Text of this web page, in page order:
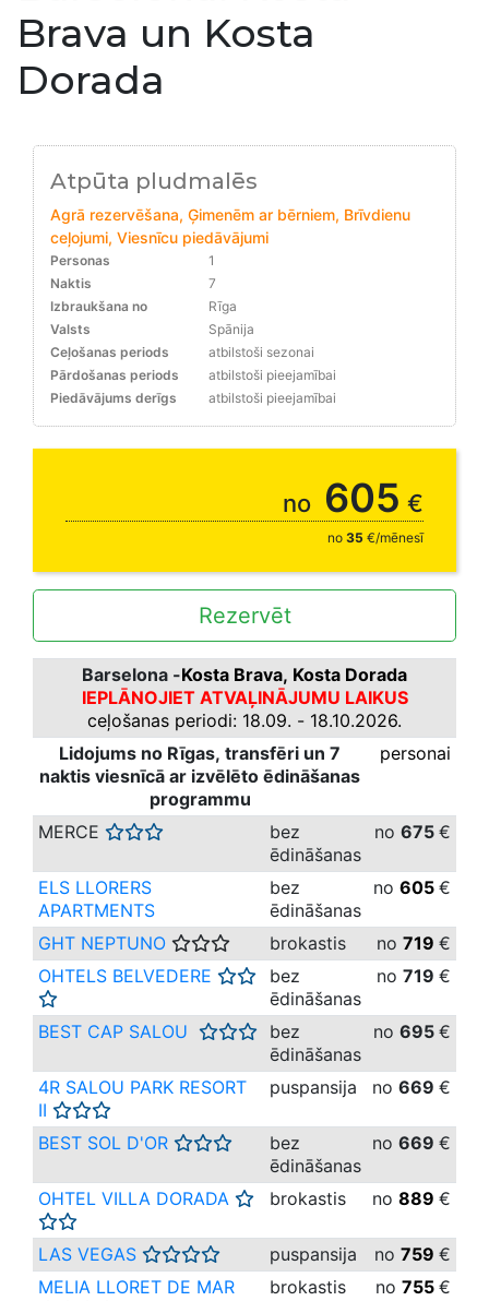
Brava un Kosta
Dorada
Atpūta pludmalēs
Agrā rezervēšana, Ģimenēm ar bērniem, Brīvdienu
ceļojumi, Viesnīcu piedāvājumi
Personas
1
Naktis
7
Izbraukšana no
Rīga
Valsts
Spānija
Ceļošanas periods
atbilstoši sezonai
Pārdošanas periods
atbilstoši pieejamībai
Piedāvājums derīgs
atbilstoši pieejamībai
no 605 €
no 35 €/mēnesī
Rezervēt
Barselona -Kosta Brava, Kosta Dorada
IEPLĀNOJIET ATVAĻINĀJUMU LAIKUS
ceļošanas periodi: 18.09. - 18.10.2026.
Lidojums no Rīgas, transfēri un 7
naktis viesnīcā ar izvēlēto ēdināšanas
programmu
personai
MERCE
bez
ēdināšanas
no675 €
ELS LLORERS
APARTMENTS
bez
ēdināšanas
no 605 €
GHT NEPTUNO brokastis no 719 €
OHTELS BELVEDERE
bez
ēdināšanas
no719 €
BEST CAP SALOU
bez
ēdināšanas
no695 €
4R SALOU PARK RESORT
II
puspansija no669 €
BEST SOL D'OR
bez
ēdināšanas
no669 €
OHTEL VILLA DORADA brokastis no 889 €
LAS VEGAS puspansija no 759 €
MELIA LLORET DE MAR
brokastis no 755 €